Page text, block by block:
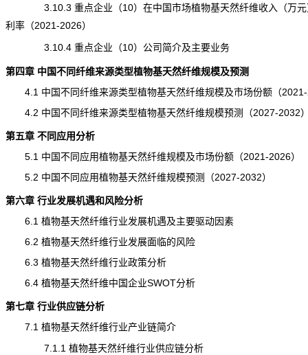
3.10.3 重点企业（10）在中国市场植物基天然纤维收入（万元
利率（2021-2026）
3.10.4 重点企业（10）公司简介及主要业务
第四章 中国不同纤维来源类型植物基天然纤维规模及预测
4.1 中国不同纤维来源类型植物基天然纤维规模及市场份额（
4.2 中国不同纤维来源类型植物基天然纤维规模预测（2027-2032
第五章 不同应用分析
5.1 中国不同应用植物基天然纤维规模及市场份额（2021-2026）
5.2 中国不同应用植物基天然纤维规模预测（2027-2032）
第六章 行业发展机遇和风险分析
6.1 植物基天然纤维行业发展机遇及主要驱动因素
6.2 植物基天然纤维行业发展面临的风险
6.3 植物基天然纤维行业政策分析
6.4 植物基天然纤维中国企业SWOT分析
第七章 行业供应链分析
7.1 植物基天然纤维行业产业链简介
7.1.1 植物基天然纤维行业供应链分析